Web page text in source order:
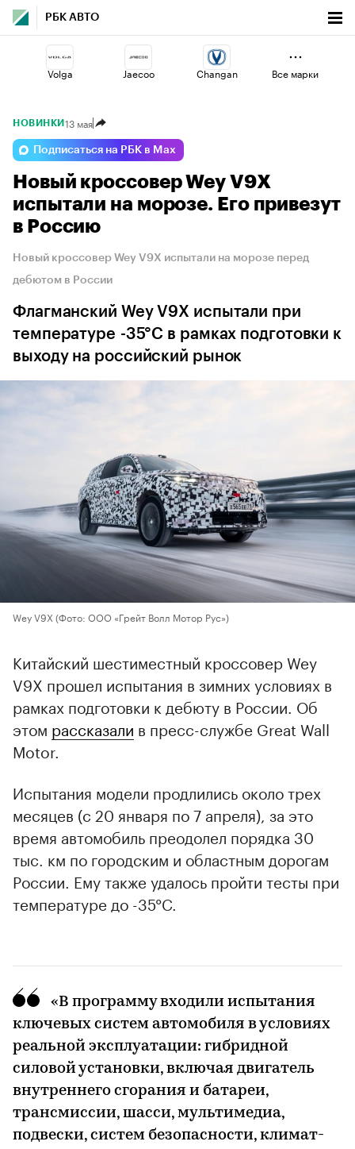
РБК АВТО
Volga Jaecoo Changan
Omoda
Lada Geely Voyah
Все марки
НОВИНКИ 13 мая
Подписаться на РБК в Max
Новый кроссовер Wey V9X
испытали на морозе. Его привезут
в Россию
Новый кроссовер Wey V9X испытали на морозе перед
дебютом в России
Флагманский Wey V9X испытали при
температуре -35°C в рамках подготовки к
выходу на российский рынок
Wey V9X (Фото: ООО «Грейт Волл Мотор Рус»)
Китайский шестиместный кроссовер Wey
V9X прошел испытания в зимних условиях в
рамках подготовки к дебюту в России. Об
этом рассказали в пресс-службе Great Wall
Motor.
Испытания модели продлились около трех
месяцев (с 20 января по 7 апреля), за это
время автомобиль преодолел порядка 30
тыс. км по городским и областным дорогам
России. Ему также удалось пройти тесты при
температуре до -35°C.
«В программу входили испытания
ключевых систем автомобиля в условиях
реальной эксплуатации: гибридной
силовой установки, включая двигатель
внутреннего сгорания и батареи,
трансмиссии, шасси, мультимедиа,
подвески, систем безопасности, климат-